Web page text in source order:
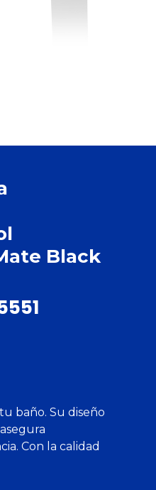
Black
baño. Su diseño
Con la calidad